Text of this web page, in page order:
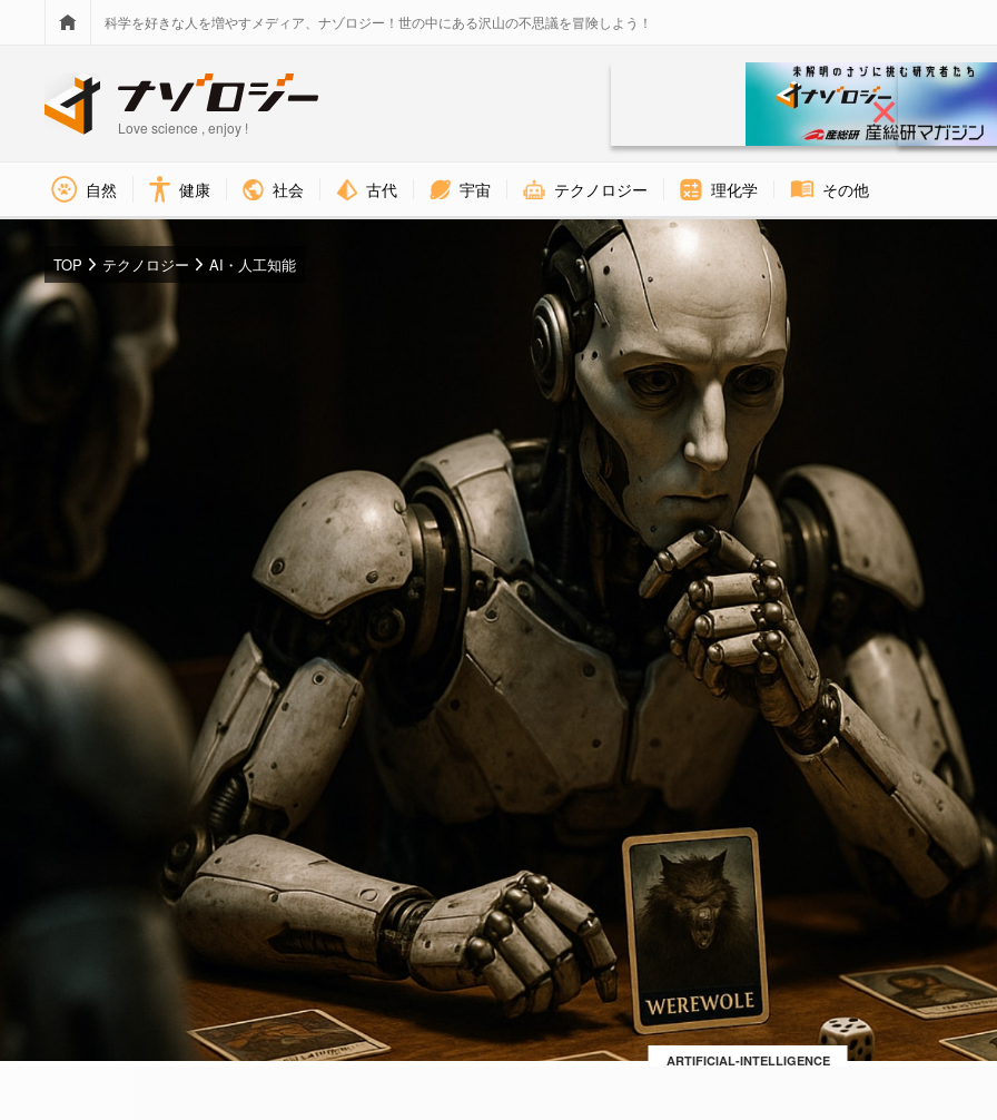
科学を好きな人を増やすメディア、ナゾロジー！世の中にある沢山の不思議を冒険しよう！
Love science , enjoy !
自然 健康 社会 古代 宇宙 テクノロジー 理化学 その他
ARTIFICIAL-INTELLIGENCE
TOP テクノロジー AI・人工知能